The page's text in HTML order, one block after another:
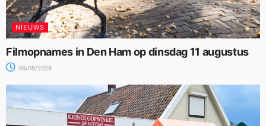
NIEUWS
Filmopnames in Den Ham op dinsdag 11 augustus
06/08/2026